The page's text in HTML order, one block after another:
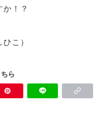
！？
こ）
ら